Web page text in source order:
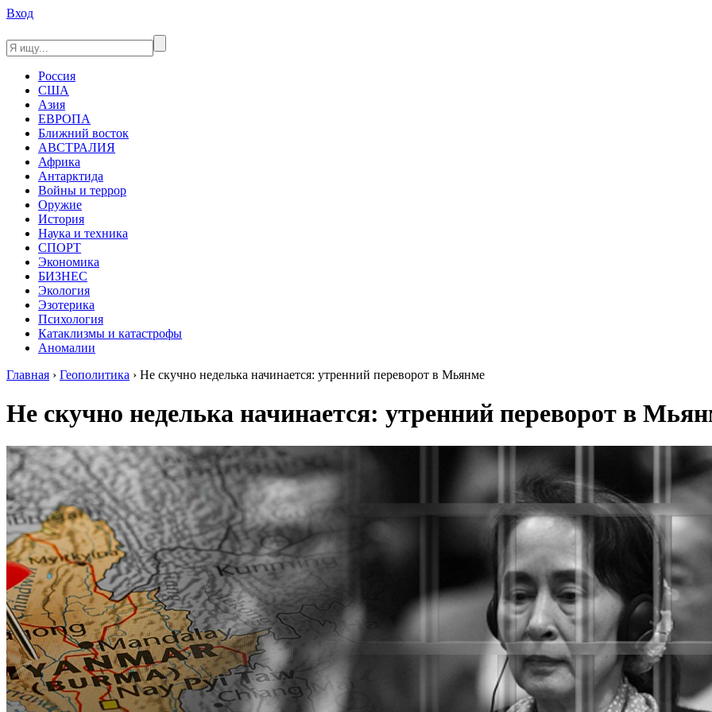
Вход
Россия
США
Азия
ЕВРОПА
Ближний восток
АВСТРАЛИЯ
Африка
Антарктида
Войны и террор
Оружие
История
Наука и техника
СПОРТ
Экономика
БИЗНЕС
Экология
Эзотерика
Психология
Катаклизмы и катастрофы
Аномалии
Главная › Геополитика › Не скучно неделька начинается: утренний переворот в Мьянме
Не скучно неделька начинается: утренний переворот в